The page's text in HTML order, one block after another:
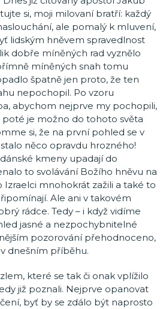
si, moji milovaní bratří: každý
ale pomalý k mluvení,
lidským hněvem spravedlnost
dobře míněných rad vyznělo
míněných snah tomu
špatně jen proto, že ten
nepochopil. Po vzoru
abychom nejprve my pochopili,
poté je možno do tohoto světa
si, že na první pohled se v
něco opravdu hrozného!
kmeny upadají do
to svolávání Božího hněvu na
Izraelci mnohokrát zažili a také to
Ale ani v takovém
rádce. Tedy – i když vidíme
jasné a nezpochybnitelné
pozorování přehodnoceno,
dnešním příběhu.
které se tak či onak vplížilo
již poznali. Nejprve opanovat
byť by se zdálo být naprosto